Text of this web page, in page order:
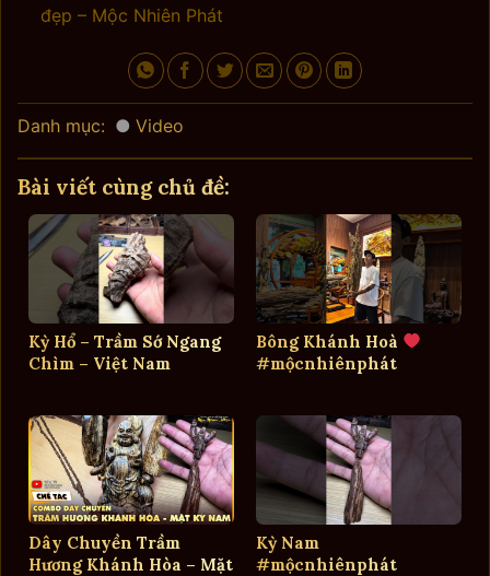
đẹp – Mộc Nhiên Phát
Danh mục: Video
Bài viết cùng chủ đề:
Kỳ Hổ – Trầm Sớ Ngang
Chìm – Việt Nam
Bông Khánh Hoà
#mộcnhiênphát
Dây Chuyền Trầm
Hương Khánh Hòa – Mặt
Kỳ Nam
#mộcnhiênphát